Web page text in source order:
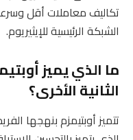
تكاليف معاملات أقل
الشبكة الرئيسية للإيثيريوم.
ما الذي يميز
الثانية الأخرى؟
تتميز أوبتيمزم بنهجها